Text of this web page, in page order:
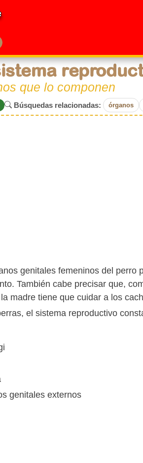
que lo componen
Búsquedas relacionadas: órganos
genitales femeninos del perro
También cabe precisar que,
madre tiene que cuidar a los
el sistema reproductivo
genitales externos